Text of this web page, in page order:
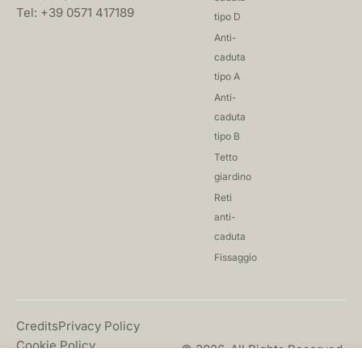
Tel: +39 0571 417189
tipo D
Anti-
caduta
tipo A
Anti-
caduta
tipo B
Tetto
giardino
Reti
anti-
caduta
Fissaggio
© 2026. All Rights Reserved.
CreditsPrivacy Policy
Cookie Policy